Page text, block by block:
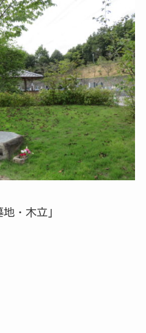
地・木立」